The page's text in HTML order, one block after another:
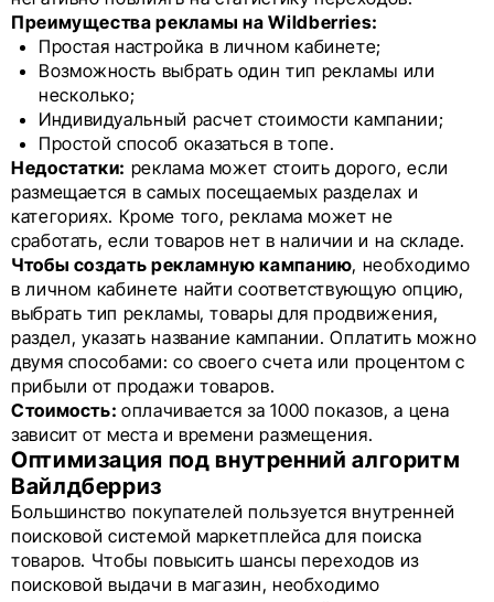
Преимущества рекламы на Wildberries:
Простая настройка в личном кабинете;
Возможность выбрать один тип рекламы или
несколько;
Индивидуальный расчет стоимости кампании;
Простой способ оказаться в топе.
Недостатки: реклама может стоить дорого, если
размещается в самых посещаемых разделах и
категориях. Кроме того, реклама может не
сработать, если товаров нет в наличии и на складе.
Чтобы создать рекламную кампанию, необходимо
в личном кабинете найти соответствующую опцию,
выбрать тип рекламы, товары для продвижения,
раздел, указать название кампании. Оплатить можно
двумя способами: со своего счета или процентом с
прибыли от продажи товаров.
Стоимость:оплачивается за 1000 показов, а цена
зависит от места и времени размещения.
Оптимизация под внутренний алгоритм
Вайлдберриз
Большинство покупателей пользуется внутренней
поисковой системой маркетплейса для поиска
товаров. Чтобы повысить шансы переходов из
поисковой выдачи в магазин, необходимо